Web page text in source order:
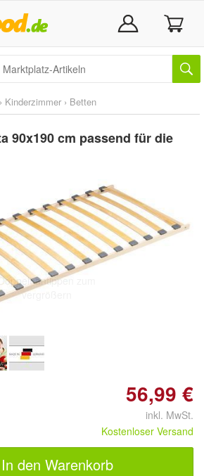
› Kinderzimmer › Betten
90x190 cm passend für die
Doppelt antippen zum
vergrößern
56,99 €
inkl. MwSt.
Kostenloser Versand
In den Warenkorb